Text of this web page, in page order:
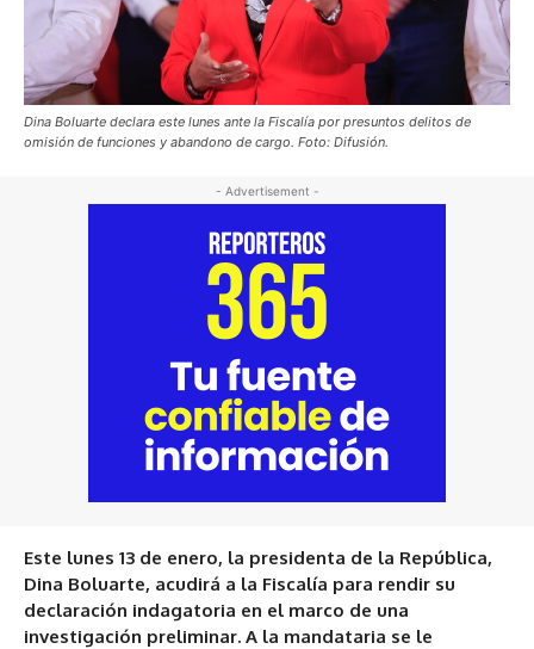
Dina Boluarte declara este lunes ante la Fiscalía por presuntos delitos de
omisión de funciones y abandono de cargo. Foto: Difusión.
- Advertisement -
Este lunes 13 de enero, la presidenta de la República,
Dina Boluarte, acudirá a la Fiscalía para rendir su
declaración indagatoria en el marco de una
investigación preliminar. A la mandataria se le